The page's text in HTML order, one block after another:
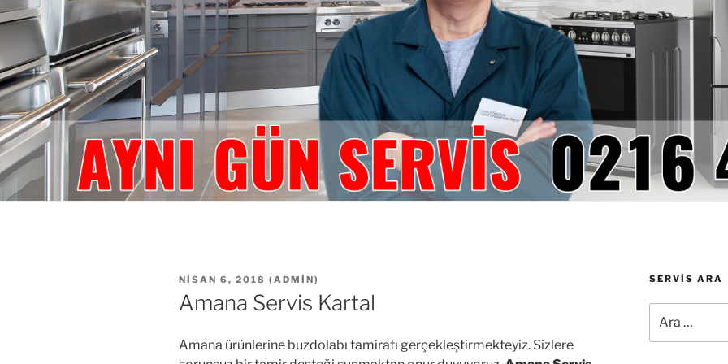
YAYIM
TARIHI
NISAN 6, 2018 ( ADMIN)
Amana Servis Kartal
Amana ürünlerine buzdolabı tamiratı gerçekleştirmekteyiz. Sizlere
SERVIS ARA